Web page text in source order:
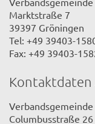
Marktstraße 7
39397 Gröningen
Tel: +49 39403-
Fax: +49 39403-
Columbusstraße 26